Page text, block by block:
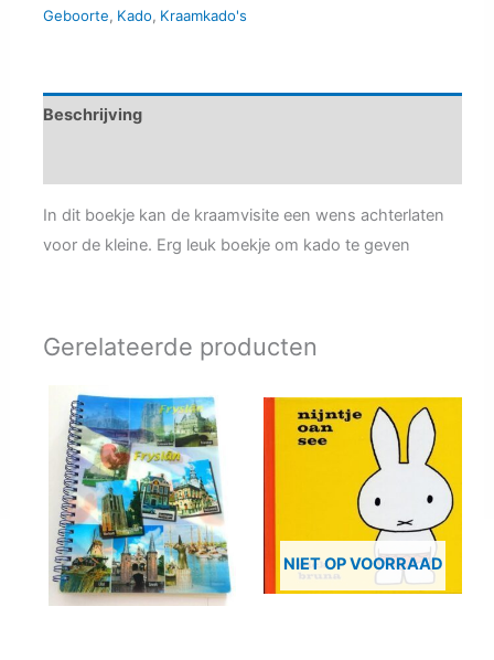
Geboorte, Kado, Kraamkado's
Beschrijving
In dit boekje kan de kraamvisite een wens achterlaten
voor de kleine. Erg leuk boekje om kado te geven
Gerelateerde producten
NIET OP VOORRAAD